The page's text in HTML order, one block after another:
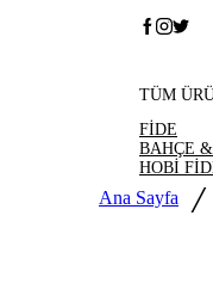
TÜM
FİDE
BAHÇE
HOBİ
Ana Sayfa /